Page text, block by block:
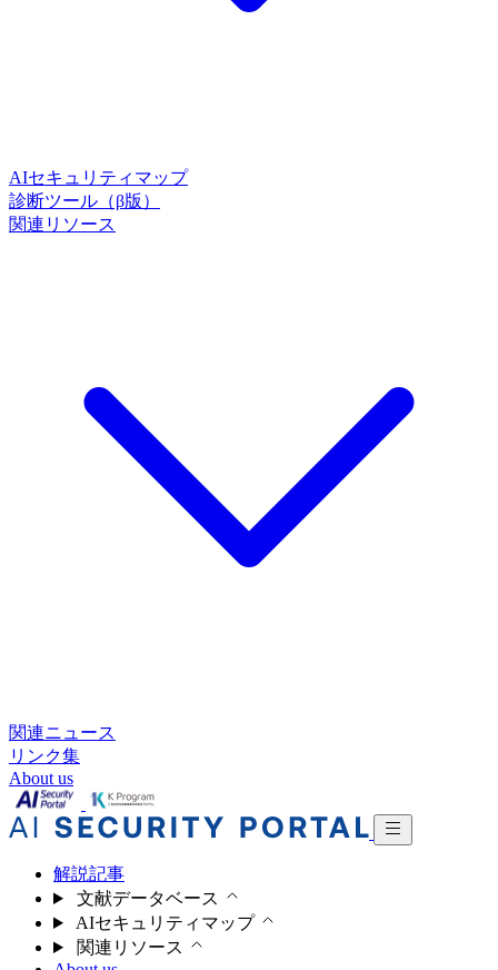
AIセキュリティマップ
診断ツール（β版）
関連リソース
関連ニュース
リンク集
About us
解説記事
文献データベース
AIセキュリティマップ
関連リソース